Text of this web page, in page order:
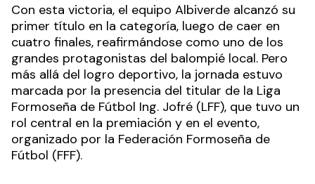
Con esta victoria, el equipo Albiverde alcanzó su
primer título en la categoría, luego de caer en
cuatro finales, reafirmándose como uno de los
grandes protagonistas del balompié local. Pero
más allá del logro deportivo, la jornada estuvo
marcada por la presencia del titular de la Liga
Formoseña de Fútbol Ing. Jofré (LFF), que tuvo un
rol central en la premiación y en el evento,
organizado por la Federación Formoseña de
Fútbol (FFF).